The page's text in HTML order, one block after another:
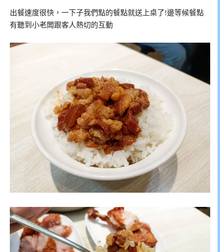
出餐速度很快，一下子我們點的餐點就送上桌了!邊等候餐點
有聽到小老闆跟客人熱切的互動